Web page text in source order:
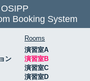
OSIPP
Booking System
ン
Rooms
演習室A
演習室B
演習室C
演習室D